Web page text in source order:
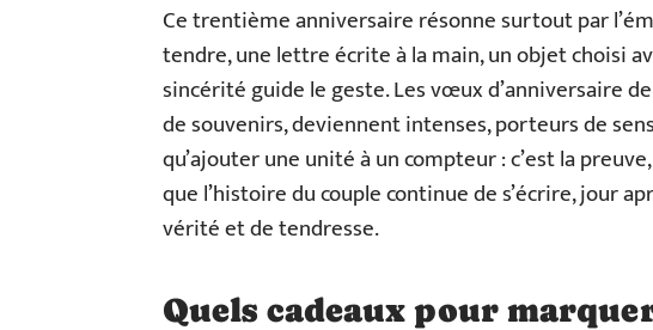
Ce trentième anniversaire résonne surtout par
tendre, une lettre écrite à la main, un objet choisi
sincérité guide le geste. Les vœux d’anniversaire
de souvenirs, deviennent intenses, porteurs de
qu’ajouter une unité à un compteur : c’est la
que l’histoire du couple continue de s’écrire, jour
vérité et de tendresse.
Quels cadeaux pour